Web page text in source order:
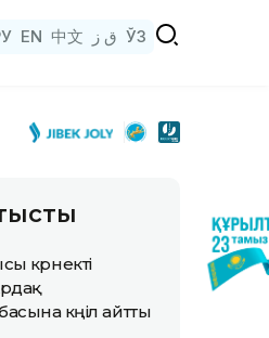
EN 中文 ق ز ЎЗ
көрнекті
көңіл айтты